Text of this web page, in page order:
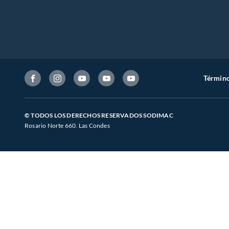
© TODOS LOS DERECHOS RESERVADOS SODIMAC
Rosario Norte 660. Las Condes